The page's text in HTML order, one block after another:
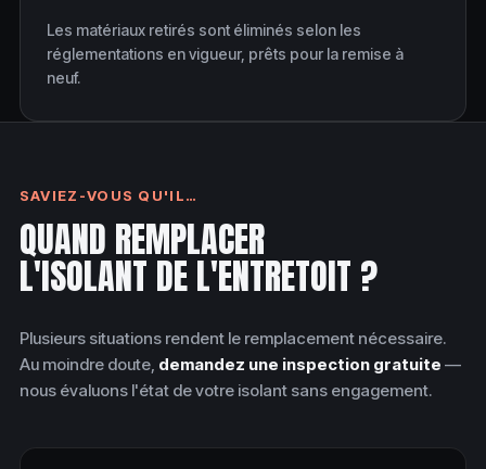
Les matériaux retirés sont éliminés selon les
réglementations en vigueur, prêts pour la remise à
neuf.
SAVIEZ-VOUS QU'IL…
QUAND REMPLACER
L'ISOLANT DE L'ENTRETOIT ?
Plusieurs situations rendent le remplacement nécessaire.
Au moindre doute, demandez une inspection gratuite —
nous évaluons l'état de votre isolant sans engagement.